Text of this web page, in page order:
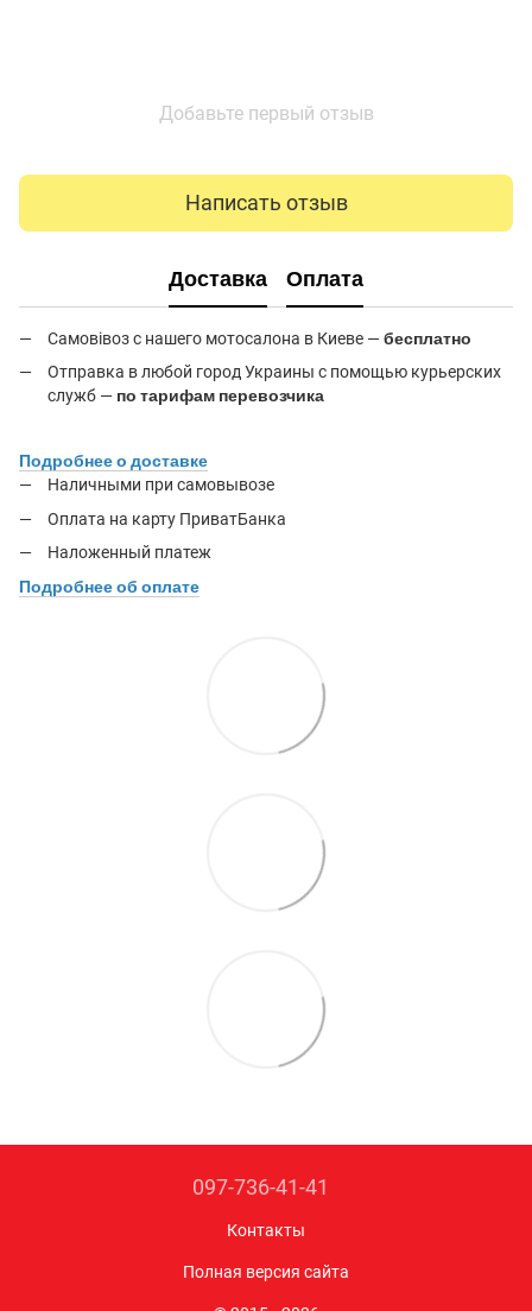
Добавьте первый отзыв
Написать отзыв
Доставка Оплата
Самовівоз с нашего мотосалона в Киеве —бесплатно
Отправка в любой город Украины с помощью курьерских
служб — по тарифам перевозчика
Подробнее о доставке
Наличными при самовывозе
Оплата на карту ПриватБанка
Наложенный платеж
Подробнее об оплате
097-736-41-41
Контакты
Полная версия сайта